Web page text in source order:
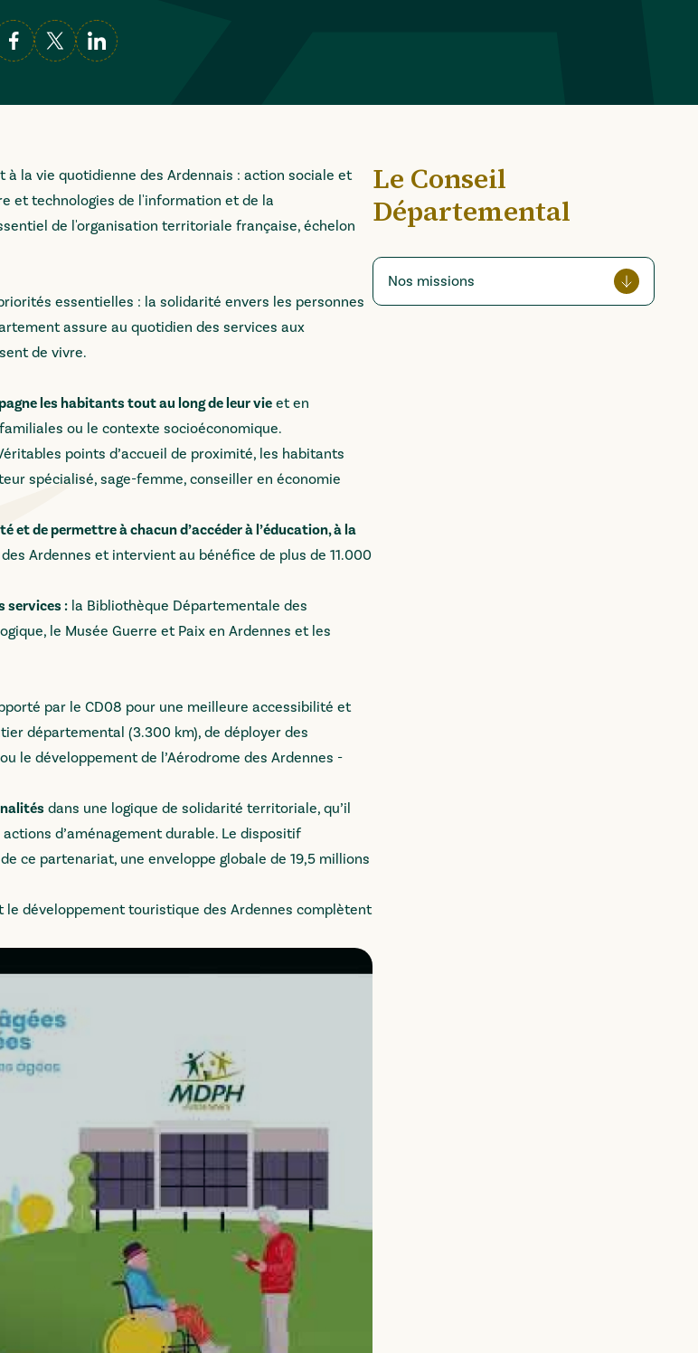
la vie quotidienne des Ardennais : action sociale et
et technologies de l'information et de la
de l'organisation territoriale française, échelon
essentielles : la solidarité envers les personnes
assure au quotidien des services aux
de vivre.
les habitants tout au long de leur vie et en
ou le contexte socioéconomique.
points d’accueil de proximité, les habitants
spécialisé, sage-femme, conseiller en économie
et de permettre à chacun d’accéder à l’éducation, à la
Ardennes et intervient au bénéfice de plus de 11.000
services : la Bibliothèque Départementale des
le Musée Guerre et Paix en Ardennes et les
par le CD08 pour une meilleure accessibilité et
départemental (3.300 km), de déployer des
le développement de l’Aérodrome des Ardennes -
dans une logique de solidarité territoriale, qu’il
d’aménagement durable. Le dispositif
ce partenariat, une enveloppe globale de 19,5 millions
le développement touristique des Ardennes complètent
video
Le Conseil
Départemental
Nos missions